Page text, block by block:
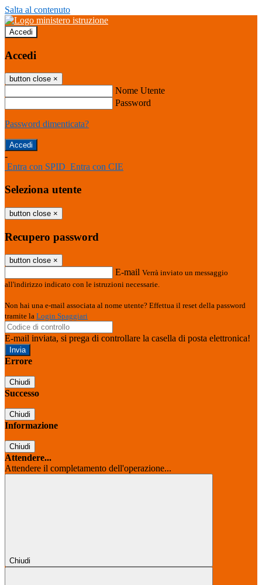
Salta al contenuto
Accedi
Accedi
button close ×
Nome Utente
Password
Password dimenticata?
-
Entra con SPID Entra con CIE
Seleziona utente
button close ×
Recupero password
button close ×
E-mail Verrà inviato un messaggio
all'indirizzo indicato con le istruzioni necessarie.
Non hai una e-mail associata al nome utente? Effettua il reset della password
tramite la Login Spaggiari
E-mail inviata, si prega di controllare la casella di posta elettronica!
Errore
Chiudi
Successo
Chiudi
Informazione
Chiudi
Attendere...
Attendere il completamento dell'operazione...
Chiudi